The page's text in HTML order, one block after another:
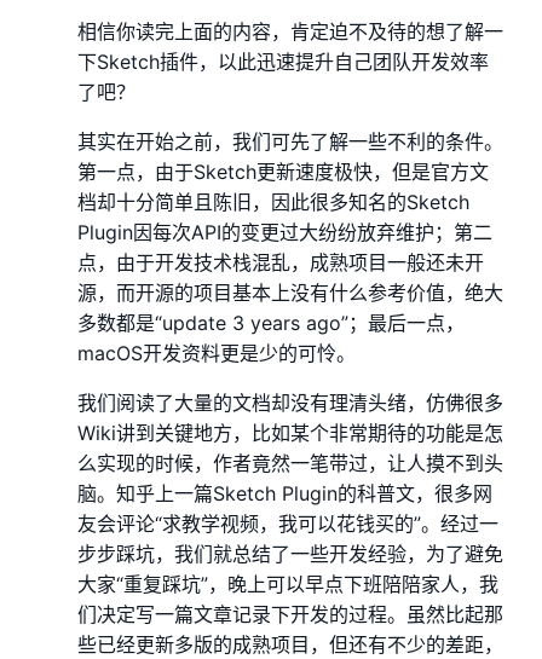
相信你读完上面的内容，肯定迫不及待的想了解一
下Sketch插件，以此迅速提升自己团队开发效率
了吧？
其实在开始之前，我们可先了解一些不利的条件。
第一点，由于Sketch更新速度极快，但是官方文
档却十分简单且陈旧，因此很多知名的Sketch
Plugin因每次API的变更过大纷纷放弃维护；第二
点，由于开发技术栈混乱，成熟项目一般还未开
源，而开源的项目基本上没有什么参考价值，绝大
多数都是“update 3 years ago”；最后一点，
macOS开发资料更是少的可怜。
我们阅读了大量的文档却没有理清头绪，仿佛很多
Wiki讲到关键地方，比如某个非常期待的功能是怎
么实现的时候，作者竟然一笔带过，让人摸不到头
脑。知乎上一篇Sketch Plugin的科普文，很多网
友会评论“求教学视频，我可以花钱买的”。经过一
步步踩坑，我们就总结了一些开发经验，为了避免
大家“重复踩坑”，晚上可以早点下班陪陪家人，我
们决定写一篇文章记录下开发的过程。虽然比起那
些已经更新多版的成熟项目，但还有不少的差距，